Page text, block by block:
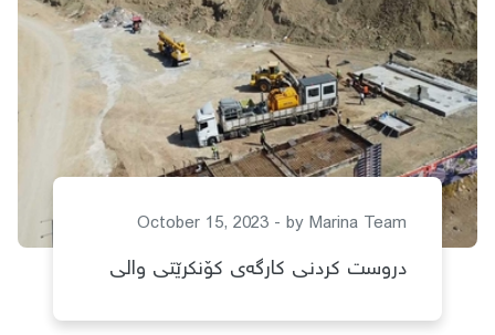
October 15, 2023 - by Marina Team
دروست كردنی كارگەی كۆنكرێتی والی